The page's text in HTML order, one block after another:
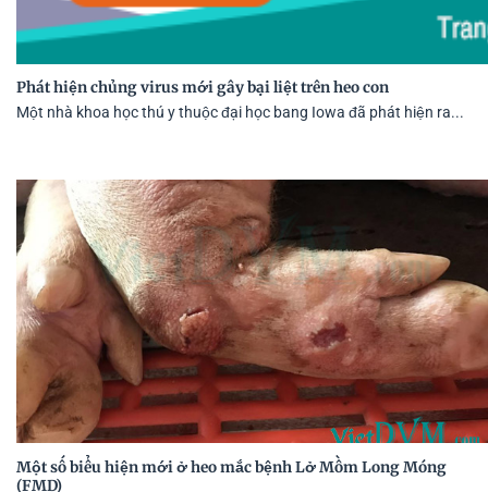
Phát hiện chủng virus mới gây bại liệt trên heo con
Một nhà khoa học thú y thuộc đại học bang Iowa đã phát hiện ra...
Một số biểu hiện mới ở heo mắc bệnh Lở Mồm Long Móng
(FMD)